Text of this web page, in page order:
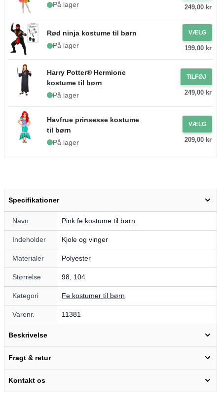
På lager
249,00 kr
Rød ninja kostume til børn
På lager
VÆLG
199,00 kr
Harry Potter® Hermione
kostume til børn
På lager
TILFØJ
249,00 kr
Havfrue prinsesse kostume
til børn
På lager
VÆLG
209,00 kr
Specifikationer
Navn Pink fe kostume til børn
Indeholder Kjole og vinger
Materialer Polyester
Størrelse 98, 104
Kategori Fe kostumer til børn
Varenr. 11381
Beskrivelse
Fragt & retur
Kontakt os